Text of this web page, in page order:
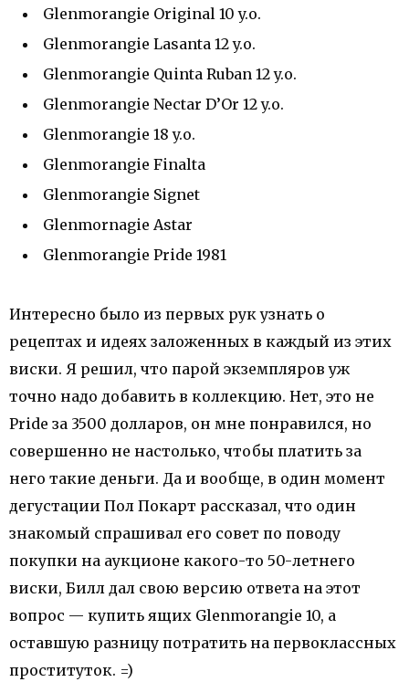
Glenmorangie Original 10 y.o.
Glenmorangie Lasanta 12 y.o.
Glenmorangie Quinta Ruban 12 y.o.
Glenmorangie Nectar D’Or 12 y.o.
Glenmorangie 18 y.o.
Glenmorangie Finalta
Glenmorangie Signet
Glenmornagie Astar
Glenmorangie Pride 1981
Интересно было из первых рук узнать о
рецептах и идеях заложенных в каждый из этих
виски. Я решил, что парой экземпляров уж
точно надо добавить в коллекцию. Нет, это не
Pride за 3500 долларов, он мне понравился, но
совершенно не настолько, чтобы платить за
него такие деньги. Да и вообще, в один момент
дегустации Пол Покарт рассказал, что один
знакомый спрашивал его совет по поводу
покупки на аукционе какого-то 50-летнего
виски, Билл дал свою версию ответа на этот
вопрос — купить ящих Glenmorangie 10, а
оставшую разницу потратить на первоклассных
проституток. =)